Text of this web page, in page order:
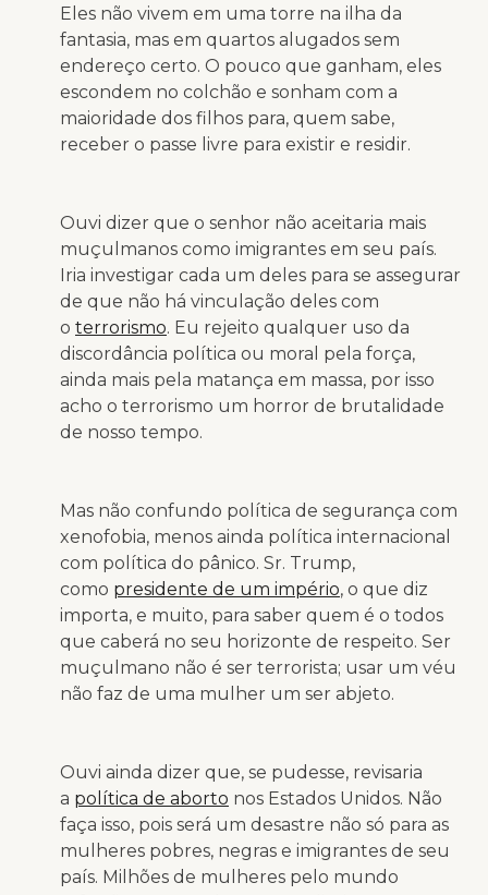
Eles não vivem em uma torre na ilha da
fantasia, mas em quartos alugados sem
endereço certo. O pouco que ganham, eles
escondem no colchão e sonham com a
maioridade dos filhos para, quem sabe,
receber o passe livre para existir e residir.
Ouvi dizer que o senhor não aceitaria mais
muçulmanos como imigrantes em seu país.
Iria investigar cada um deles para se assegurar
de que não há vinculação deles com
o terrorismo. Eu rejeito qualquer uso da
discordância política ou moral pela força,
ainda mais pela matança em massa, por isso
acho o terrorismo um horror de brutalidade
de nosso tempo.
Mas não confundo política de segurança com
xenofobia, menos ainda política internacional
com política do pânico. Sr. Trump,
como presidente de um império, o que diz
importa, e muito, para saber quem é o todos
que caberá no seu horizonte de respeito. Ser
muçulmano não é ser terrorista; usar um véu
não faz de uma mulher um ser abjeto.
Ouvi ainda dizer que, se pudesse, revisaria
a política de aborto nos Estados Unidos. Não
faça isso, pois será um desastre não só para as
mulheres pobres, negras e imigrantes de seu
país. Milhões de mulheres pelo mundo